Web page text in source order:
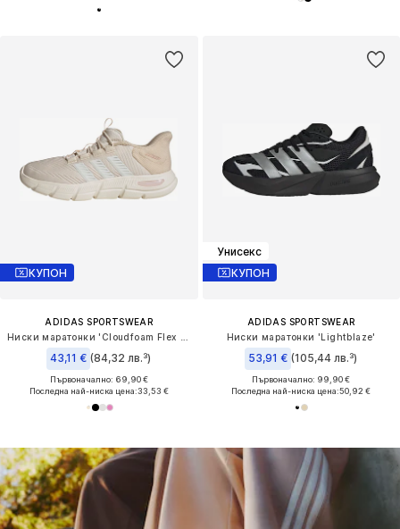
КУПОН
ADIDAS SPORTSWEAR
43,11 € (84,32 лв.³)
Първоначално: 69,90 €
Последна най-ниска цена:33,53 €
Унисекс
КУПОН
ADIDAS SPORTSWEAR
Ниски маратонки 'Lightblaze'
53,91 € (105,44 лв.³)
Първоначално: 99,90 €
Последна най-ниска цена:50,92 €